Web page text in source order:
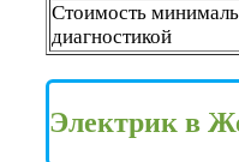
Стоимость
диагностикой
Электрик в